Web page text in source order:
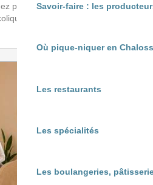
Savoir-faire : les
Où pique-niquer en
Les restaurants
Les spécialités
Les boulangeries,
pratiquer le Hatha Yoga en petit